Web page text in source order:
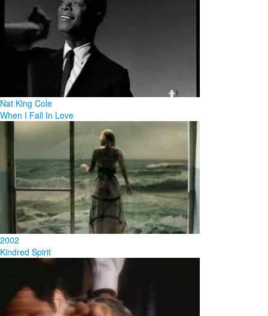
Nat King Cole
When I Fall In Love
2002
Kindred Spirit